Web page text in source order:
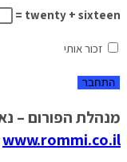
twenty + sixteen =
זכור אותי
מנהלת הפורום –
www.rommi.co.il